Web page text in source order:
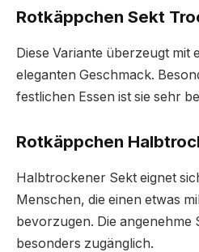
Rotkäppchen Sekt
Diese Variante überzeugt mit
eleganten Geschmack.
festlichen Essen ist sie sehr
Rotkäppchen
Halbtrockener Sekt eignet
Menschen, die einen etwas
bevorzugen. Die angenehme
besonders zugänglich.